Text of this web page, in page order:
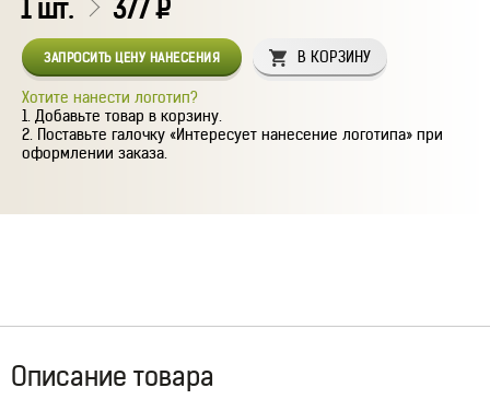
1шт. 377Р
ЗАПРОСИТЬ ЦЕНУ НАНЕСЕНИЯ В КОРЗИНУ
Хотите нанести логотип?
Добавьте товар в корзину.
Поставьте галочку «Интересует нанесение логотипа» при
оформлении заказа.
Описание товара